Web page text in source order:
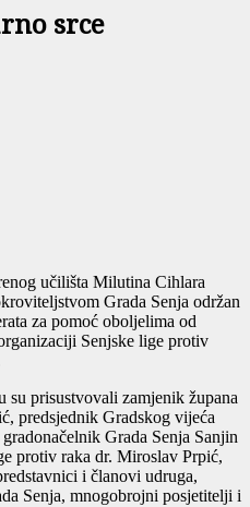
srce
učilišta Milutina Cihlara
Grada Senja održan
za pomoć oboljelima od
Senjske lige protiv
prisustvovali zamjenik župana
predsjednik Gradskog vijeća
Grada Senja Sanjin
protiv raka dr. Miroslav Prpić,
i članovi udruga,
Senja, mnogobrojni posjetitelji i